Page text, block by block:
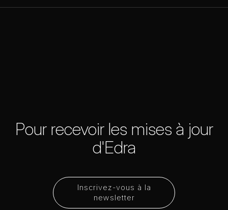
Inscrivez-vous à la
newsletter
Pour recevoir les mises à jour
d'Edra